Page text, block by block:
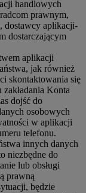
handlowych
prawnym,
dostawcy aplikacji-
dostarczającym
aplikacji
jak również
skontaktowania się
Konta
dojść do
osobowych
w aplikacji
telefonu.
innych danych
niezbędne do
lub obsługi
prawną
będzie